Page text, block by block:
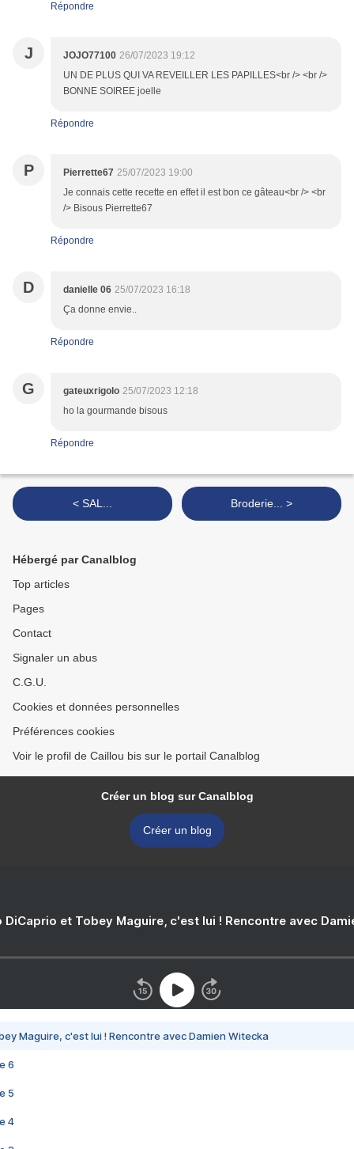
Répondre
J JOJO77100 26/07/2023 19:12
UN DE PLUS QUI VA REVEILLER LES PAPILLES<br /> <br />
BONNE SOIREE joelle
Répondre
P Pierrette67 25/07/2023 19:00
Je connais cette recette en effet il est bon ce gâteau<br /> <br
/> Bisous Pierrette67
Répondre
D danielle 06 25/07/2023 16:18
Ça donne envie..
Répondre
G gateuxrigolo 25/07/2023 12:18
ho la gourmande bisous
Répondre
< SAL... Broderie... >
Hébergé par Canalblog
Top articles
Pages
Contact
Signaler un abus
C.G.U.
Cookies et données personnelles
Préférences cookies
Voir le profil de Caillou bis sur le portail Canalblog
Créer un blog sur Canalblog
Créer un blog
DiCaprio et Tobey Maguire, c'est lui ! Rencontre avec
Maguire, c'est lui ! Rencontre avec Damien Witecka
6
5
4